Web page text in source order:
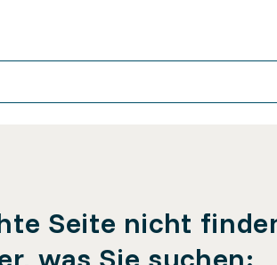
Seite nicht